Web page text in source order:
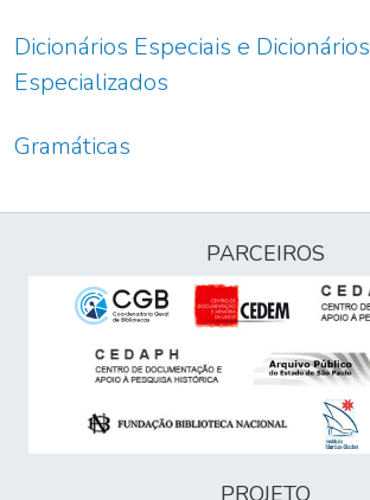
Dicionários Especiais e Dicionários
Especializados
Gramáticas
PARCEIROS
PROJETO